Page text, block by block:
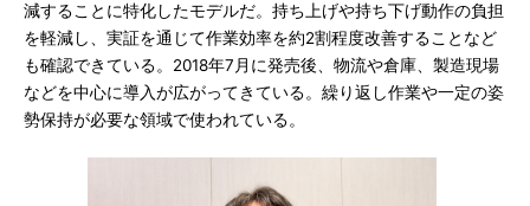
減することに特化したモデルだ。持ち上げや持ち下げ動作の負担
を軽減し、実証を通じて作業効率を約2割程度改善することなど
も確認できている。2018年7月に発売後、物流や倉庫、製造現場
などを中心に導入が広がってきている。繰り返し作業や一定の姿
勢保持が必要な領域で使われている。